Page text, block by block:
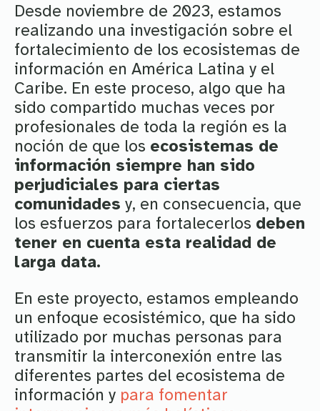
Desde noviembre de 2023, estamos
realizando una investigación sobre el
fortalecimiento de los ecosistemas de
información en América Latina y el
Caribe. En este proceso, algo que ha
sido compartido muchas veces por
profesionales de toda la región es la
noción de que los ecosistemas de
información siempre han sido
perjudiciales para ciertas
comunidades y, en consecuencia, que
los esfuerzos para fortalecerlos deben
tener en cuenta esta realidad de
larga data.
En este proyecto, estamos empleando
un enfoque ecosistémico, que ha sido
utilizado por muchas personas para
transmitir la interconexión entre las
diferentes partes del ecosistema de
información y para fomentar